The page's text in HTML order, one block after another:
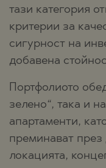
тази категория
критерии за
сигурност на
добавена
Портфолиото
зелено“, така и
апартаменти,
преминават през
локацията,